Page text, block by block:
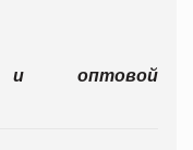
и оптовой